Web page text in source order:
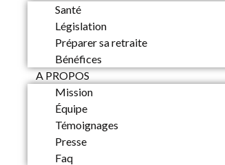
Santé
Législation
Préparer sa retraite
Bénéfices
A PROPOS
Mission
Équipe
Témoignages
Presse
Faq